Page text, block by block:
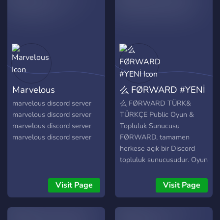
gelip eğlenceli vakit
geçirebileceği, yeni
arkadaşlar edinebileceği bir
Marvelous
marvelous discord server
marvelous discord server
marvelous discord server
marvelous discord server
Visit Page
么 FØRWARD #YENİ
么 FØRWARD TÜRK&
TÜRKÇE Public Oyun &
Topluluk Sunucusu
FØRWARD, tamamen
herkese açık bir Discord
topluluk sunucusudur. Oyun
etmeyi seven ve yeni
insanlarla tanışmak isteyen
herkes için oluşturulmuştur.
Visit Page